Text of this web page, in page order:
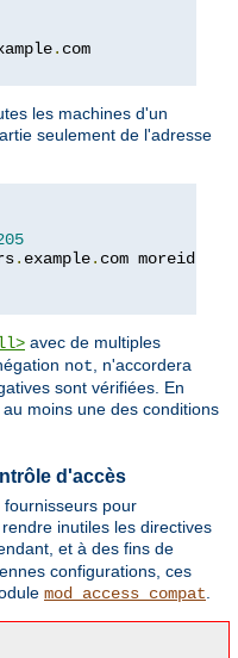
.
les machines d'un
seulement de l'adresse
. example. com moreidiots
avec de multiples
not , n'accordera
sont vérifiées. En
moins une des conditions
d'accès
pour
inutiles les directives
et à des fins de
configurations, ces
mod_access_compat.